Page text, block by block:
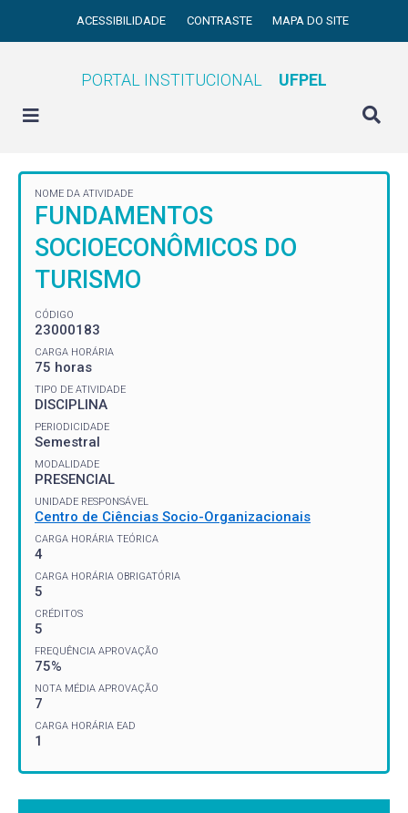
ACESSIBILIDADE CONTRASTE MAPA DO SITE
PORTAL INSTITUCIONAL UFPEL
NOME DA ATIVIDADE
FUNDAMENTOS
SOCIOECONÔMICOS DO
TURISMO
CÓDIGO
23000183
CARGA HORÁRIA
75 horas
TIPO DE ATIVIDADE
DISCIPLINA
PERIODICIDADE
Semestral
MODALIDADE
PRESENCIAL
UNIDADE RESPONSÁVEL
Centro de Ciências Socio-Organizacionais
CARGA HORÁRIA TEÓRICA
4
CARGA HORÁRIA OBRIGATÓRIA
5
CRÉDITOS
5
FREQUÊNCIA APROVAÇÃO
75%
NOTA MÉDIA APROVAÇÃO
7
CARGA HORÁRIA EAD
1